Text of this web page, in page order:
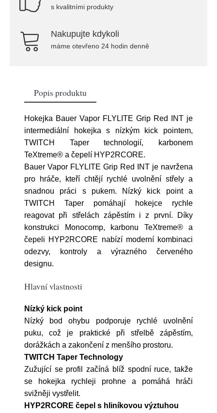
s kvalitními produkty
Nakupujte kdykoli
máme otevřeno 24 hodin denně
Popis produktu
Hokejka Bauer Vapor FLYLITE Grip Red INT je
intermediální hokejka s nízkým kick pointem,
TWITCH Taper technologií, karbonem
TeXtreme® a čepelí HYP2RCORE.
Bauer Vapor FLYLITE Grip Red INT je navržena
pro hráče, kteří chtějí rychlé uvolnění střely a
snadnou práci s pukem. Nízký kick point a
TWITCH Taper pomáhají hokejce rychle
reagovat při střelách zápěstím i z první. Díky
konstrukci Monocomp, karbonu TeXtreme® a
čepeli HYP2RCORE nabízí moderní kombinaci
odezvy, kontroly a výrazného červeného
designu.
Hlavní vlastnosti
Nízký kick point
Nízký bod ohybu podporuje rychlé uvolnění
puku, což je praktické při střelbě zápěstím,
dorážkách a zakončení z menšího prostoru.
TWITCH Taper Technology
Zužující se profil začíná blíž spodní ruce, takže
se hokejka rychleji prohne a pomáhá hráči
svižněji vystřelit.
HYP2RCORE čepel s hliníkovou výztuhou